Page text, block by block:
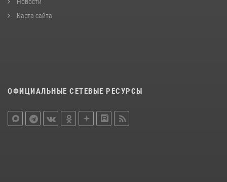
Карта сайта
ОФИЦИАЛЬНЫЕ СЕТЕВЫЕ РЕСУРСЫ